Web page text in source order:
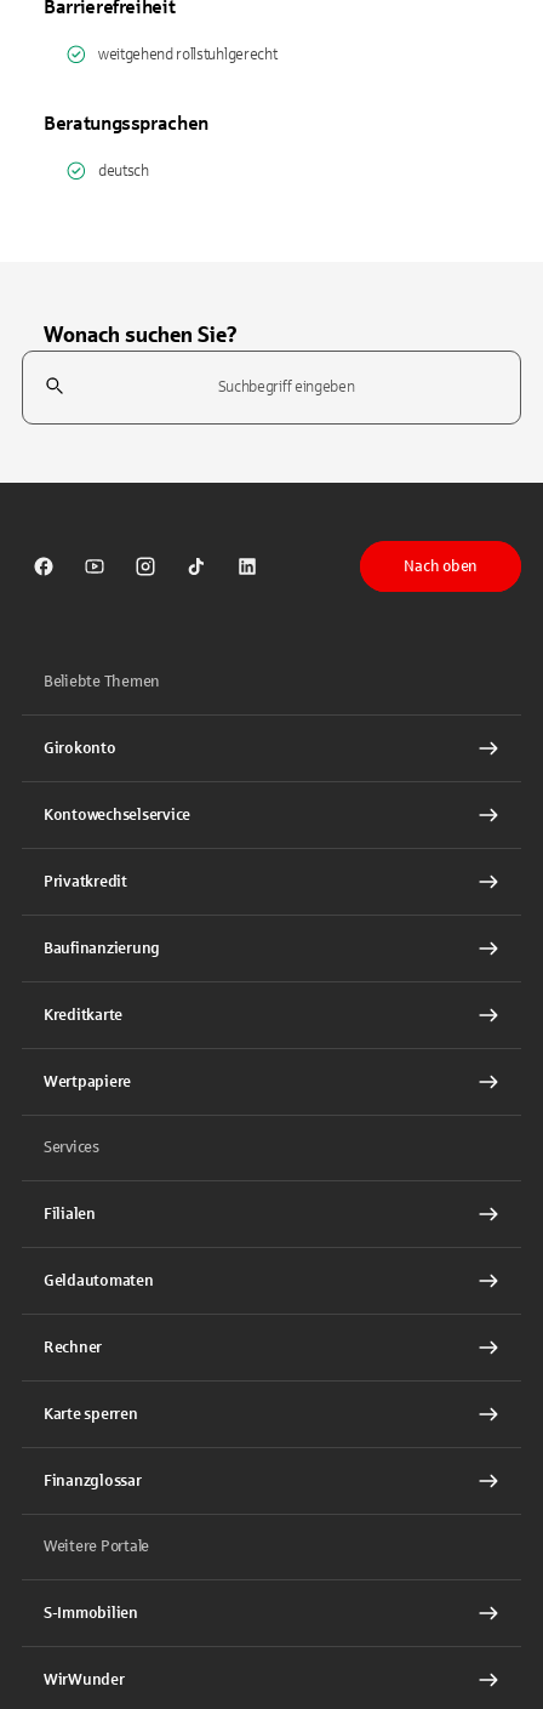
Barrierefreiheit
weitgehend rollstuhlgerecht
Beratungssprachen
deutsch
Wonach suchen Sie?
Suchfeld
Sparkasse auf Facebook
Sparkasse auf Youtube
Sparkasse auf Instagram
Sparkasse auf TikTok
Sparkasse auf LinkedIn
Nach oben
Beliebte Themen
Girokonto
Kontowechselservice
Privatkredit
Baufinanzierung
Kreditkarte
Wertpapiere
Services
Filialen
Geldautomaten
Rechner
Karte sperren
Finanzglossar
Weitere Portale
S-Immobilien
WirWunder